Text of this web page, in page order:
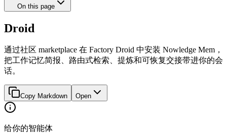
On this page
Droid
通过社区 marketplace 在 Factory Droid 中安装 Nowledge Mem，
把工作记忆简报、路由式检索、提炼和可恢复交接带进你的会
话。
Copy Markdown Open
给你的智能体